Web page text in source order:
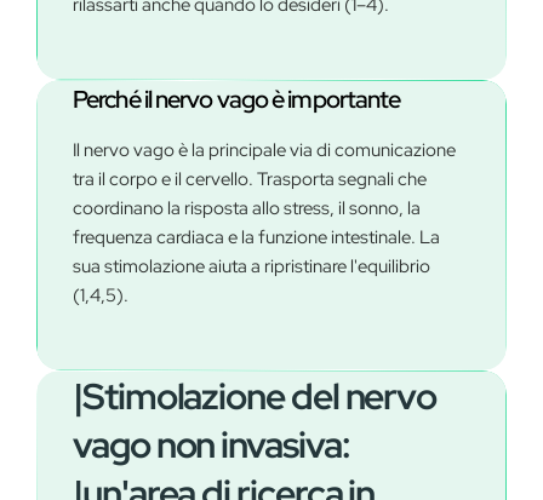
Perché il nervo vago è importante
Il nervo vago è la principale via di comunicazione
tra il corpo e il cervello. Trasporta segnali che
coordinano la risposta allo stress, il sonno, la
frequenza cardiaca e la funzione intestinale. ​La
sua stimolazione aiuta a ripristinare l'equilibrio
(1,4,5).
|Stimolazione del nervo
vago non invasiva: